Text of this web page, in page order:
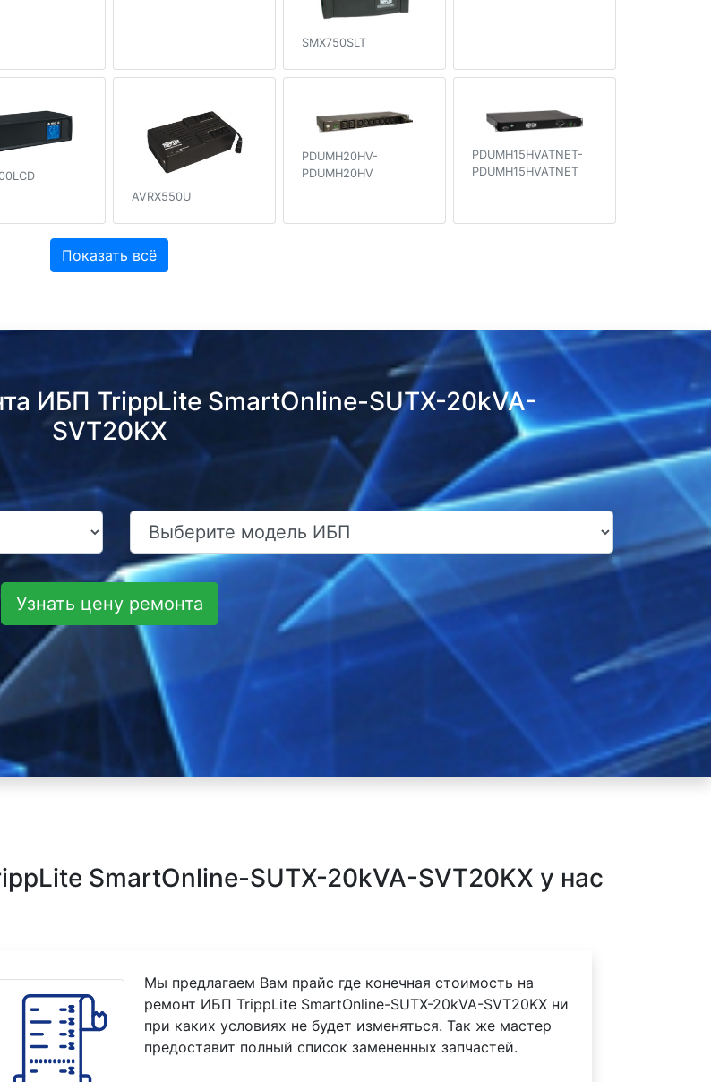
SMX750SLT
AVRX550U
PDUMH20HV-
PDUMH20HV
PDUMH15HVATNET-
PDUMH15HVATNET
Показать всё
ИБП TrippLite SmartOnline-SUTX-20kVA-
SVT20KX
Узнать цену ремонта
SmartOnline-SUTX-20kVA-SVT20KX у нас
Мы предлагаем Вам прайс где конечная стоимость на
ремонт ИБП TrippLite SmartOnline-SUTX-20kVA-SVT20KX ни
при каких условиях не будет изменяться. Так же мастер
предоставит полный список замененных запчастей.